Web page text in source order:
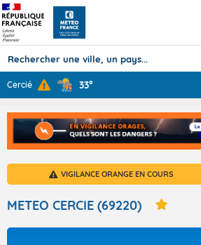
Prévisions
TOUS LES RÉSULTATS
Articles
Cercié 33°
VIGILANCE ORANGE EN COURS
METEO CERCIE (69220)